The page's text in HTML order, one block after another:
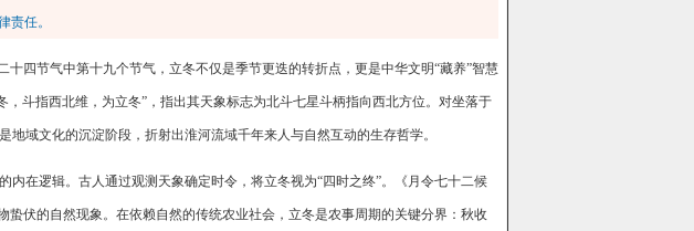
责任。
十四节气中第十九个节气，立冬不仅是季节更迭的转折点，更是中华文明“藏养”智慧
，斗指西北维，为立冬”，指出其天象标志为北斗七星斗柄指向西北方位。对坐落于
域文化的沉淀阶段，折射出淮河流域千年来人与自然互动的生存哲学。
内在逻辑。古人通过观测天象确定时令，将立冬视为“四时之终”。《月令七十二候
蛰伏的自然现象。在依赖自然的传统农业社会，立冬是农事周期的关键分界：秋收